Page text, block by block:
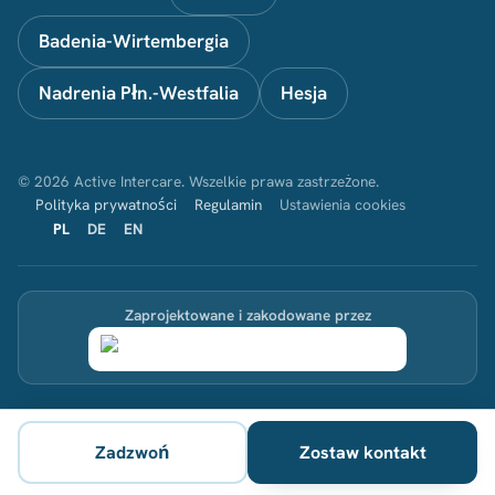
Badenia-Wirtembergia
Nadrenia Płn.-Westfalia Hesja
© 2026 Active Intercare. Wszelkie prawa zastrzeżone.
Polityka prywatności
Regulamin
Ustawienia cookies
PL
DE EN
Zaprojektowane i zakodowane przez
Zadzwoń Zostaw kontakt